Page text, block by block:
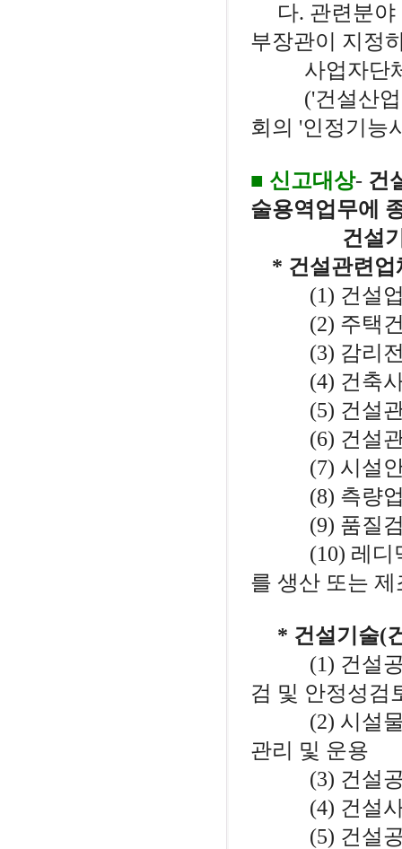
다. 관련분야
부장관이 지정
사업자단체
('건설산업기
회의 '인정기능
■ 신고대상- 건
술용역업무에
건설기술자
* 건설관련업
(1) 건설업
(2) 주택건
(3) 감리전
(4) 건축사
(5) 건설관
(6) 건설관
(7) 시설안전
(8) 측량업
(9) 품질검
(10) 레디믹
를 생산 또는
* 건설기술(
(1) 건설공사
검 및 안정성검
(2) 시설물의
관리 및 운용
(3) 건설공
(4) 건설사
(5) 건설공사